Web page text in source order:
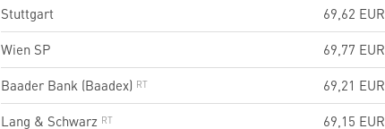
Stuttgart
69,62 EUR
Wien SP
69,77 EUR
Baader Bank (Baadex)
69,21 EUR
Lang & Schwarz
69,15 EUR